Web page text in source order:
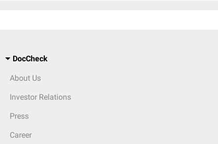
DocCheck
About Us
Investor Relations
Press
Career